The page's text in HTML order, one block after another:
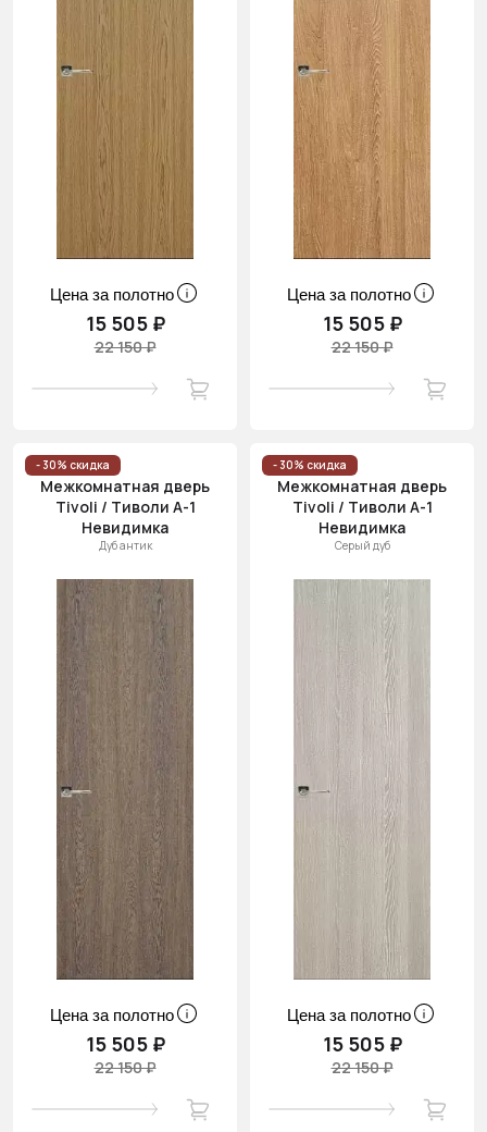
Цена за полотно
15 505 ₽
22 150 ₽
Цена за полотно
15 505 ₽
22 150 ₽
- 30% скидка
Межкомнатная дверь
Tivoli / Тиволи А-1
Невидимка
Дуб антик
Цена за полотно
15 505 ₽
22 150 ₽
- 30% скидка
Межкомнатная дверь
Tivoli / Тиволи А-1
Невидимка
Серый дуб
Цена за полотно
15 505 ₽
22 150 ₽